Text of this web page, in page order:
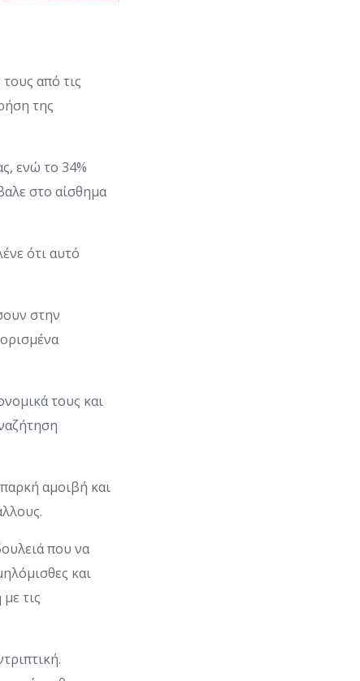
από τις
της
ενώ το 34%
στο αίσθημα
ότι αυτό
στην
τους και
αμοιβή και
που να
και
τις